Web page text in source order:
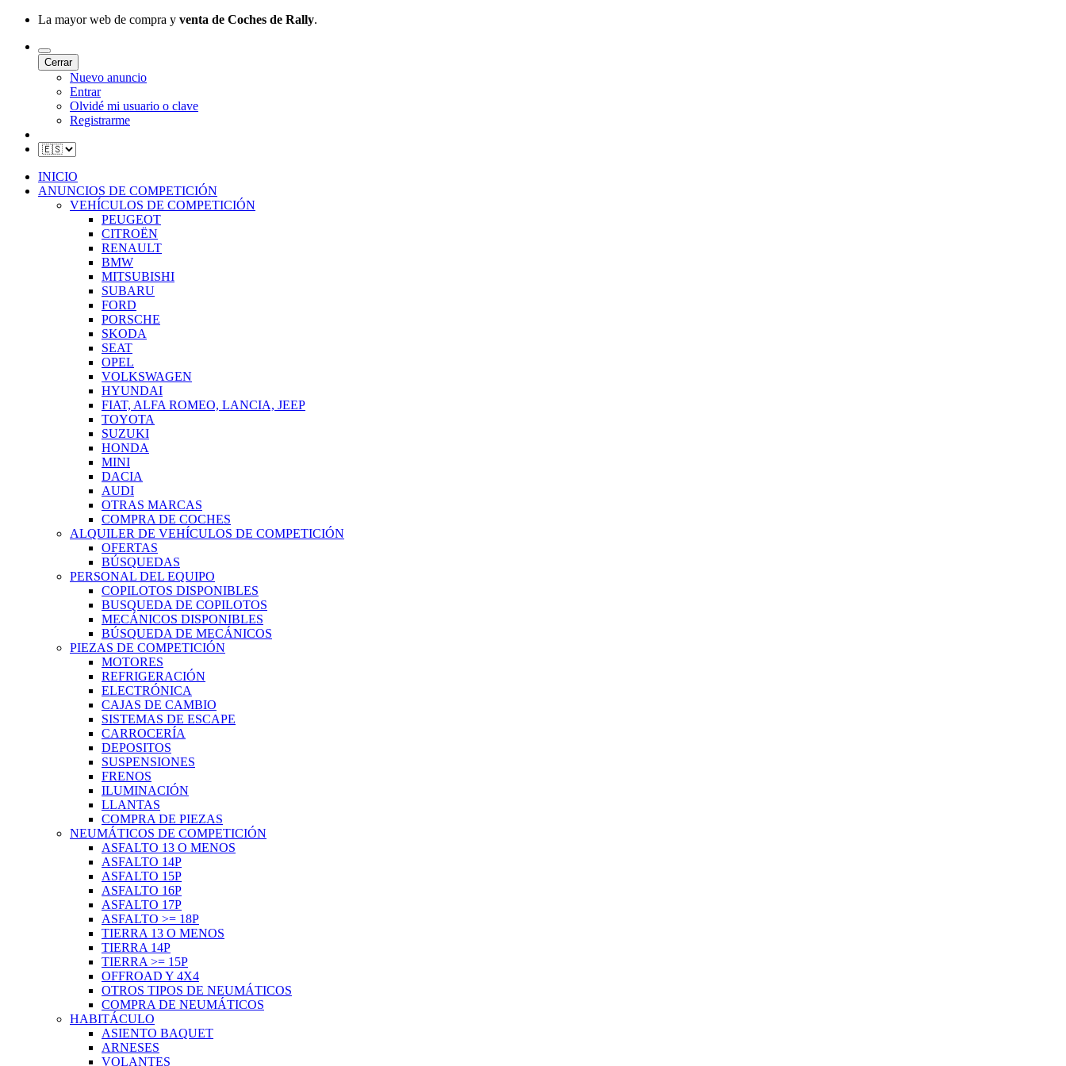
La mayor web de compra y venta de Coches de Rally.
Cerrar
Nuevo anuncio
Entrar
Olvidé mi usuario o clave
Registrarme
INICIO
ANUNCIOS DE COMPETICIÓN
VEHÍCULOS DE COMPETICIÓN
PEUGEOT
CITROËN
RENAULT
BMW
MITSUBISHI
SUBARU
FORD
PORSCHE
SKODA
SEAT
OPEL
VOLKSWAGEN
HYUNDAI
FIAT, ALFA ROMEO, LANCIA, JEEP
TOYOTA
SUZUKI
HONDA
MINI
DACIA
AUDI
OTRAS MARCAS
COMPRA DE COCHES
ALQUILER DE VEHÍCULOS DE COMPETICIÓN
OFERTAS
BÚSQUEDAS
PERSONAL DEL EQUIPO
COPILOTOS DISPONIBLES
BUSQUEDA DE COPILOTOS
MECÁNICOS DISPONIBLES
BÚSQUEDA DE MECÁNICOS
PIEZAS DE COMPETICIÓN
MOTORES
REFRIGERACIÓN
ELECTRÓNICA
CAJAS DE CAMBIO
SISTEMAS DE ESCAPE
CARROCERÍA
DEPOSITOS
SUSPENSIONES
FRENOS
ILUMINACIÓN
LLANTAS
COMPRA DE PIEZAS
NEUMÁTICOS DE COMPETICIÓN
ASFALTO 13 O MENOS
ASFALTO 14P
ASFALTO 15P
ASFALTO 16P
ASFALTO 17P
ASFALTO >= 18P
TIERRA 13 O MENOS
TIERRA 14P
TIERRA >= 15P
OFFROAD Y 4X4
OTROS TIPOS DE NEUMÁTICOS
COMPRA DE NEUMÁTICOS
HABITÁCULO
ASIENTO BAQUET
ARNESES
VOLANTES